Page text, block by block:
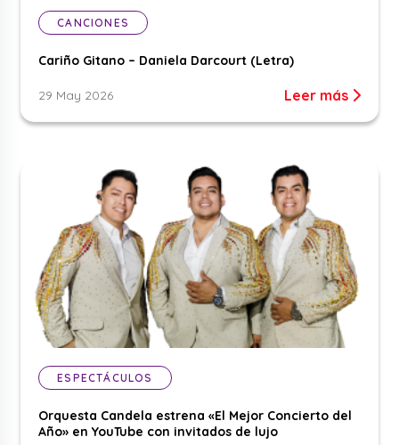
CANCIONES
Cariño Gitano – Daniela Darcourt (Letra)
29 May 2026 Leer más
ESPECTÁCULOS
Orquesta Candela estrena «El Mejor Concierto del
Año» en YouTube con invitados de lujo